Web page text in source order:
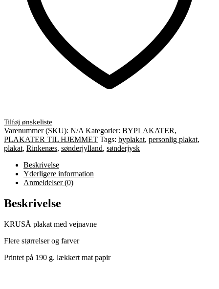
Varenummer (SKU): N/A Kategorier: BYPLAKATER,
PLAKATER TIL HJEMMET Tags: byplakat, personlig plakat,
plakat, Rinkenæs, sønderjylland, sønderjysk
Beskrivelse
Yderligere information
Anmeldelser (0)
Beskrivelse
KRUSÅ plakat med vejnavne
Flere størrelser og farver
Printet på 190 g. lækkert mat papir